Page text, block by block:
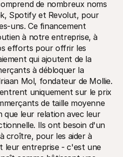
de
sur votre relevé bancaire
aider votre entreprise
de nombreux noms
Spotify et Revolut, pour
uns. Ce financement
à notre entreprise, à
efforts pour offrir les
qui ajoutent de la
à débloquer la
Mol, fondateur de Mollie.
uniquement sur le prix
de taille moyenne
leur relation avec leur
Ils ont besoin d'un
croître, pour les aider à
leur entreprise - c'est une